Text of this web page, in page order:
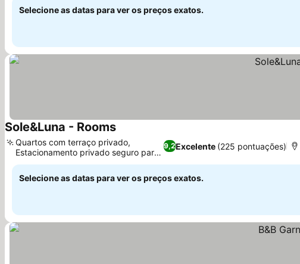
Selecione as datas para ver os preços exatos.
Sole&Luna - Rooms
9,2Excelente (225 pontuações)
Quartos com terraço privado,
Estacionamento privado seguro para
hóspedes
Selecione as datas para ver os preços exatos.